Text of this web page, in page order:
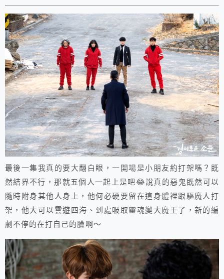
最後一集我真的要大翻白眼，一開場是小朋友約打架嗎？既
然結界不行，那就五個人一起上是吧😂說真的惡鬼既然可以
隨時附身其他人身上，他何必硬要留在這身體裡跟驅魔人打
架，他大可以雲遊四海、到處吸取靈魂變大魔王了，新的編
劇不停的在打自己的臉啊～